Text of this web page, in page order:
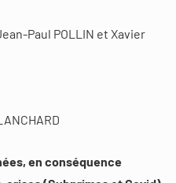
Paul POLLIN et Xavier
en conséquence